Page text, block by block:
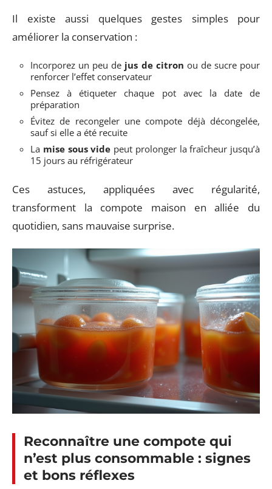
Il existe aussi quelques gestes simples pour
améliorer la conservation :
Incorporez un peu de jus de citron ou de sucre pour
renforcer l’effet conservateur
Pensez à étiqueter chaque pot avec la date de
préparation
Évitez de recongeler une compote déjà décongelée,
sauf si elle a été recuite
La mise sous vide peut prolonger la fraîcheur jusqu’à
15 jours au réfrigérateur
Ces astuces, appliquées avec régularité,
transforment la compote maison en alliée du
quotidien, sans mauvaise surprise.
Reconnaître une compote qui
n’est plus consommable : signes
et bons réflexes